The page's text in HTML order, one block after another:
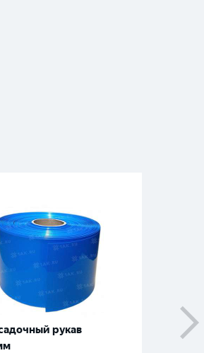
рукав